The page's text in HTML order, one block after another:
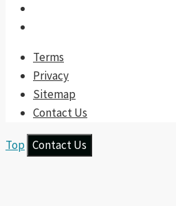
Terms
Privacy
Sitemap
Contact Us
Top Contact Us